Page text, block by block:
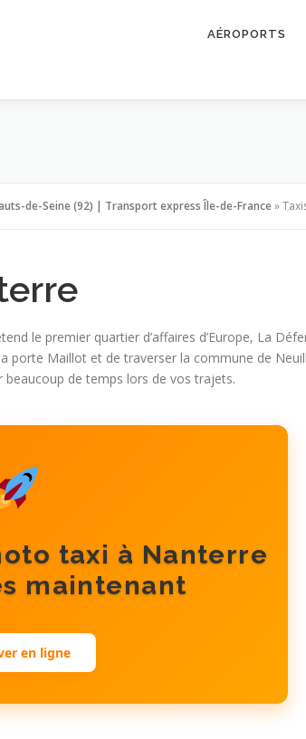
AÉROPORTS
de-Seine (92) | Transport express Île-de-France»
le premier quartier d’affaires d’Europe, La
porte Maillot et de traverser la commune de
de temps lors de vos trajets.
taxi à Nanterre
maintenant
en ligne